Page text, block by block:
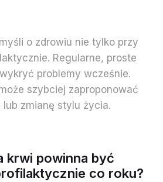
o zdrowiu nie tylko przy
Regularne, proste
problemy wcześnie.
szybciej zaproponować
zmianę stylu życia.
krwi powinna być
co roku?